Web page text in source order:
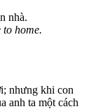
nhà.
to home.
nhưng khi con
anh ta một cách